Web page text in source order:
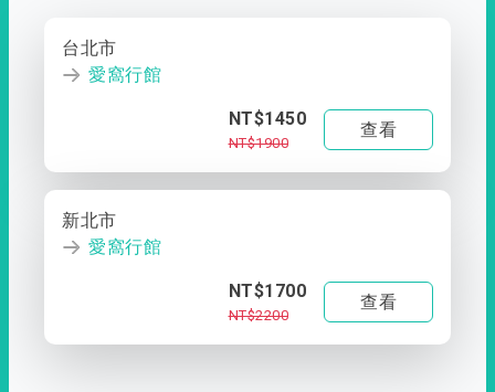
台北市
愛窩行館
NT$1450
NT$1900
查看
新北市
愛窩行館
NT$1700
NT$2200
查看